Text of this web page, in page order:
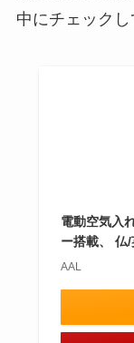
中にチェックし
電動空気入
ー搭載、 仏/
AAL